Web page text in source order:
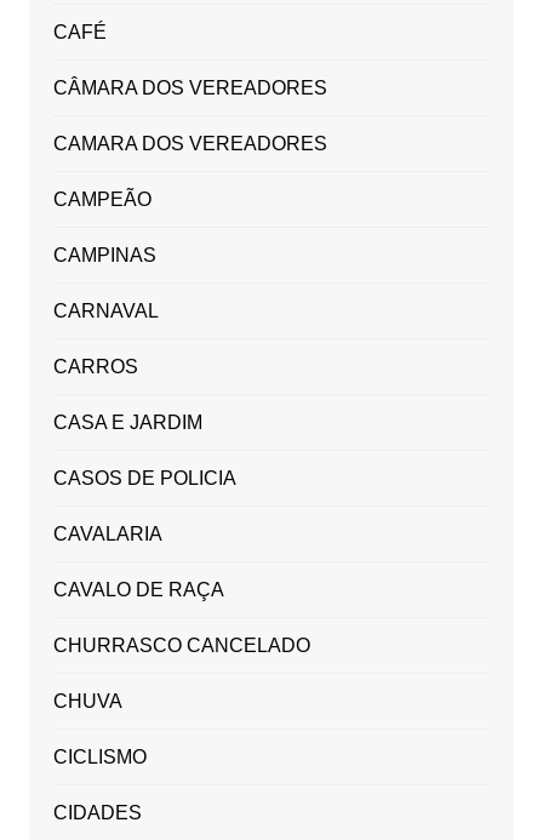
CAFÉ
CÂMARA DOS VEREADORES
CAMARA DOS VEREADORES
CAMPEÃO
CAMPINAS
CARNAVAL
CARROS
CASA E JARDIM
CASOS DE POLICIA
CAVALARIA
CAVALO DE RAÇA
CHURRASCO CANCELADO
CHUVA
CICLISMO
CIDADES